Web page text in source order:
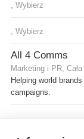
, Wybierz
, Wybierz
All 4 Comms
Marketing i PR,
Helping world
campaigns.